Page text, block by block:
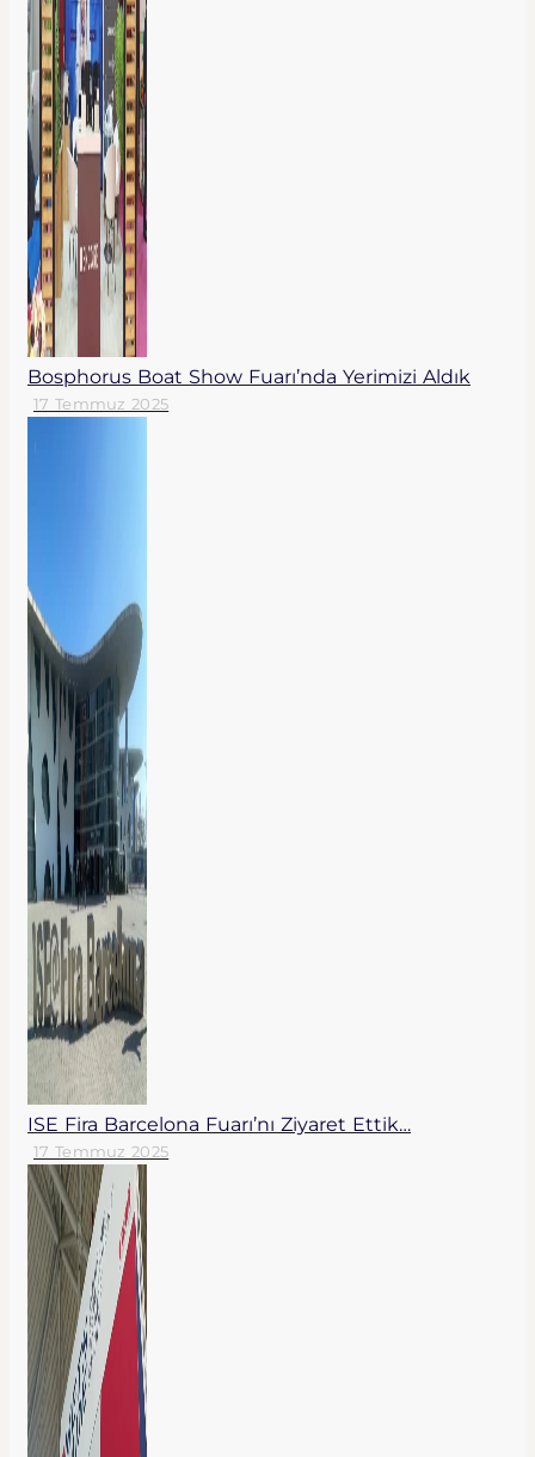
Bosphorus Boat Show Fuarı’nda Yerimizi Aldık
17 Temmuz 2025
ISE Fira Barcelona Fuarı’nı Ziyaret Ettik…
17 Temmuz 2025